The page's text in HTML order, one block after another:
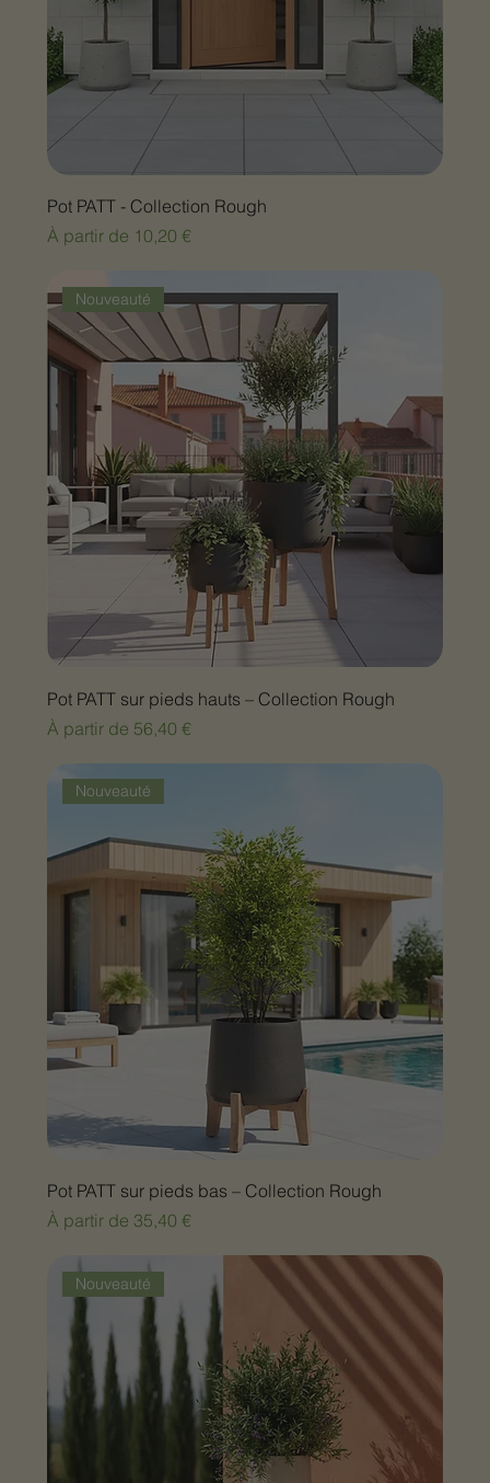
Pot PATT - Collection Rough
À partir de 10,20 €
Prix promotionnel
Nouveauté
Pot PATT sur pieds hauts – Collection Rough
À partir de 56,40 €
Prix promotionnel
Nouveauté
Pot PATT sur pieds bas – Collection Rough
À partir de 35,40 €
Prix promotionnel
Nouveauté